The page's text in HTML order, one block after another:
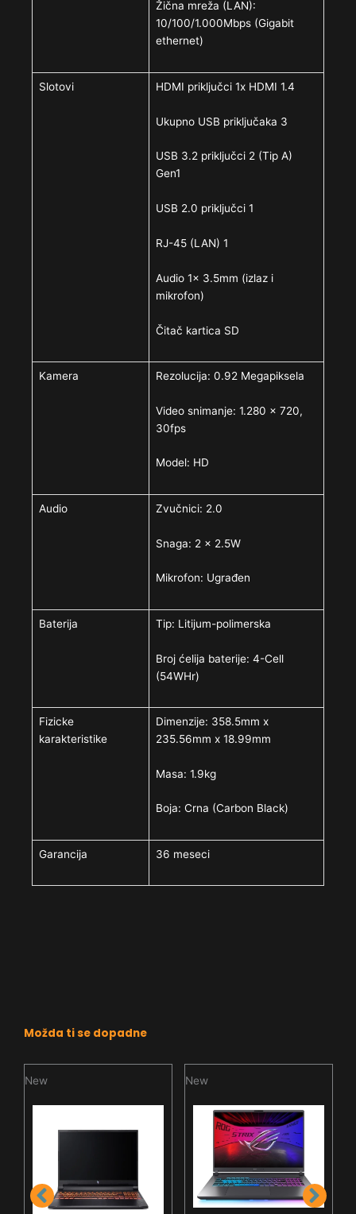
Žična mreža (LAN):
10/100/1.000Mbps (Gigabit
ethernet)
Slotovi HDMI priključci 1x HDMI 1.4
Ukupno USB priključaka 3
USB 3.2 priključci 2 (Tip A)
Gen1
USB 2.0 priključci 1
RJ-45 (LAN) 1
Audio 1x 3.5mm (izlaz i
mikrofon)
Čitač kartica SD
Kamera Rezolucija: 0.92 Megapiksela
Video snimanje: 1.280 x 720,
30fps
Model: HD
Audio Zvučnici: 2.0
Snaga: 2 x 2.5W
Mikrofon: Ugrađen
Baterija Tip: Litijum-polimerska
Broj ćelija baterije: 4-Cell
(54WHr)
Fizicke
karakteristike
Dimenzije: 358.5mm x
235.56mm x 18.99mm
Masa: 1.9kg
Boja: Crna (Carbon Black)
Garancija 36 meseci
Možda ti se dopadne
New New